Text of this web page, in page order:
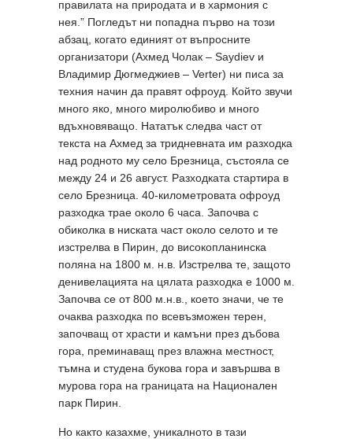
правилата на природата и в хармония с
нея.” Погледът ни попадна първо на този
абзац, когато единият от въпросните
организатори (Ахмед Чолак – Saydiev и
Владимир Дюгмеджиев – Verter) ни писа за
техния начин да правят офроуд. Който звучи
много яко, много миролюбиво и много
вдъхновяващо. Нататък следва част от
текста на Ахмед за тридневната им разходка
над родното му село Брезница, състояла се
между 24 и 26 август. Разходката стартира в
село Брезница. 40-километровата офроуд
разходка трае около 6 часа. Започва с
обиколка в ниската част около селото и те
изстрелва в Пирин, до високопланинска
поляна на 1800 м. н.в. Изстрелва те, защото
денивелацията на цялата разходка е 1000 м.
Започва се от 800 м.н.в., което значи, че те
очаква разходка по всевъзможен терен,
започващ от храсти и камъни през дъбова
гора, преминаващ през влажна местност,
тъмна и студена букова гора и завършва в
мурова гора на границата на Национален
парк Пирин.
Но както казахме, уникалното в тази